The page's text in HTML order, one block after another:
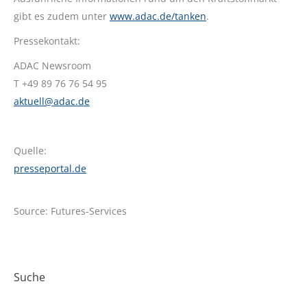
gibt es zudem unter www.adac.de/tanken.
Pressekontakt:
ADAC Newsroom
T +49 89 76 76 54 95
aktuell@adac.de
Quelle:
presseportal.de
Source: Futures-Services
Suche